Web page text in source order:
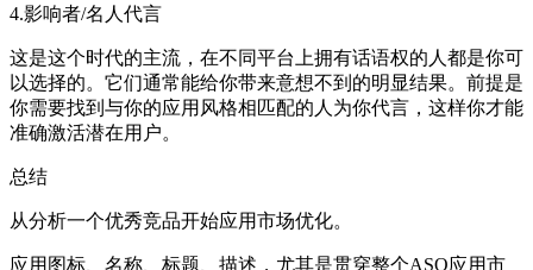
4.影响者/名人代言
这是这个时代的主流，在不同平台上拥有话语权的人都是你可
以选择的。它们通常能给你带来意想不到的明显结果。前提是
你需要找到与你的应用风格相匹配的人为你代言，这样你才能
准确激活潜在用户。
总结
从分析一个优秀竞品开始应用市场优化。
应用图标、名称、标题、描述，尤其是贯穿整个ASO应用市